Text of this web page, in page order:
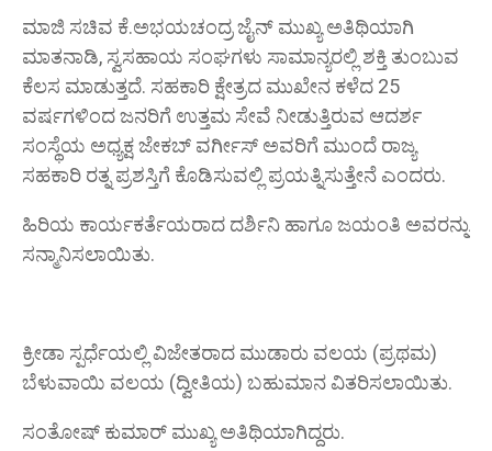
ಮಾಜಿ ಸಚಿವ ಕೆ.ಅಭಯಚಂದ್ರ ಜೈನ್ ಮುಖ್ಯ ಅತಿಥಿಯಾಗಿ
ಮಾತನಾಡಿ, ಸ್ವಸಹಾಯ ಸಂಘಗಳು ಸಾಮಾನ್ಯರಲ್ಲಿ ಶಕ್ತಿ ತುಂಬುವ
ಕೆಲಸ ಮಾಡುತ್ತದೆ. ಸಹಕಾರಿ ಕ್ಷೇತ್ರದ ಮುಖೇನ ಕಳೆದ 25
ವರ್ಷಗಳಿಂದ ಜನರಿಗೆ ಉತ್ತಮ ಸೇವೆ ನೀಡುತ್ತಿರುವ ಆದರ್ಶ
ಸಂಸ್ಥೆಯ ಅಧ್ಯಕ್ಷ ಜೇಕಬ್ ವರ್ಗೀಸ್ ಅವರಿಗೆ ಮುಂದೆ ರಾಜ್ಯ
ಸಹಕಾರಿ ರತ್ನ ಪ್ರಶಸ್ತಿಗೆ ಕೊಡಿಸುವಲ್ಲಿ ಪ್ರಯತ್ನಿಸುತ್ತೇನೆ ಎಂದರು.
ಹಿರಿಯ ಕಾರ್ಯಕರ್ತೆಯರಾದ ದರ್ಶಿನಿ ಹಾಗೂ ಜಯಂತಿ ಅವರನ್ನು
ಸನ್ಮಾನಿಸಲಾಯಿತು.
ಕ್ರೀಡಾ ಸ್ಪರ್ಧೆಯಲ್ಲಿ ವಿಜೇತರಾದ ಮುಡಾರು ವಲಯ (ಪ್ರಥಮ)
ಬೆಳುವಾಯಿ ವಲಯ (ದ್ವೀತಿಯ) ಬಹುಮಾನ ವಿತರಿಸಲಾಯಿತು.
ಸಂತೋಷ್ ಕುಮಾರ್ ಮುಖ್ಯ ಅತಿಥಿಯಾಗಿದ್ದರು.